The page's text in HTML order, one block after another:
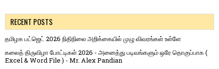
RECENT POSTS
தமிழக பட்ஜெட் 2026 நிதிநிலை அறிக்கையில் முழு விவரங்கள் உள்ளே
கலைத் திருவிழா போட்டிகள் 2026 - அனைத்து படிவங்களும் ஒரே தொகுப்பாக (
Excel & Word File ) - Mr. Alex Pandian